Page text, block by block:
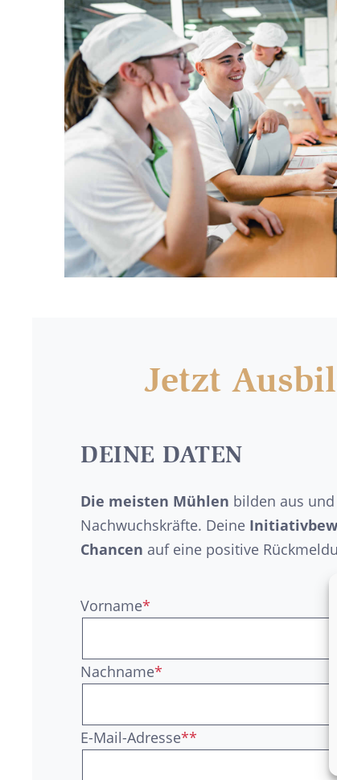
Jetzt
DEINE DATEN
Die meisten Mühlen bilden aus
Nachwuchskräfte. Deine
Chancen auf eine positive
Vorname*
Nachname*
E-Mail-Adresse**